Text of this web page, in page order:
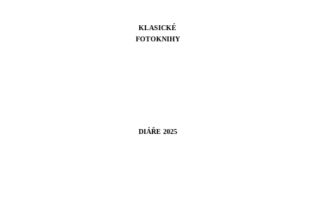
KLASICKÉ
FOTOKNIHY
DIÁŘE 2025